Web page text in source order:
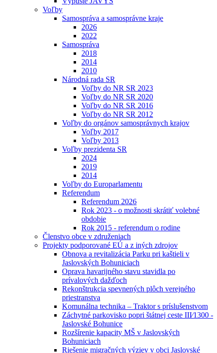
Voľby
Samospráva a samosprávne kraje
2026
2022
Samospráva
2018
2014
2010
Národná rada SR
Voľby do NR SR 2023
Voľby do NR SR 2020
Voľby do NR SR 2016
Voľby do NR SR 2012
Voľby do orgánov samosprávnych krajov
Voľby 2017
Voľby 2013
Voľby prezidenta SR
2024
2019
2014
Voľby do Europarlamentu
Referendum
Referendum 2026
Rok 2023 - o možnosti skrátiť volebné
obdobie
Rok 2015 - referendum o rodine
Členstvo obce v združeniach
Projekty podporované EÚ a z iných zdrojov
Obnova a revitalizácia Parku pri kaštieli v
Jaslovských Bohuniciach
Oprava havarijného stavu stavidla po
prívalových dažďoch
Rekonštrukcia spevnených plôch verejného
priestranstva
Komunálna technika – Traktor s príslušenstvom
Záchytné parkovisko popri štátnej ceste III⁄1300 -
Jaslovské Bohunice
Rozšírenie kapacity MŠ v Jaslovských
Bohuniciach
Riešenie migračných výziev v obci Jaslovské